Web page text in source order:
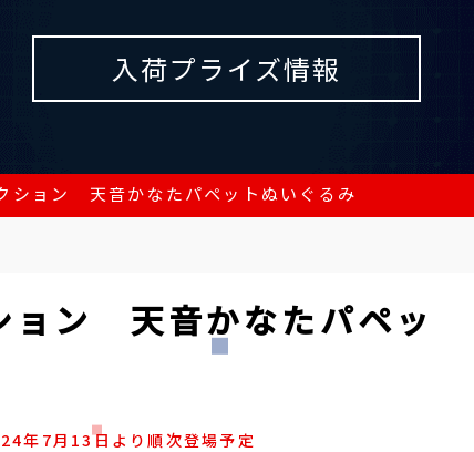
入荷プライズ情報
ション 天音かなたパペットぬいぐるみ
ョン 天音かなたパペッ
年7月13日より順次登場予定